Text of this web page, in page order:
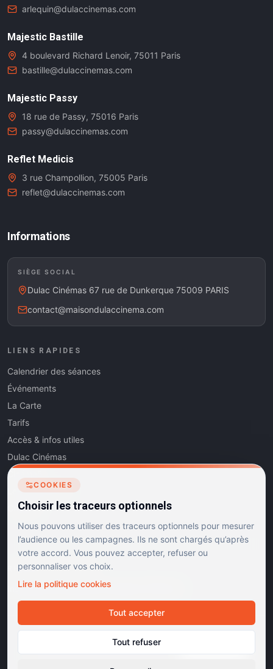
arlequin@dulaccinemas.com
Majestic Bastille
4 boulevard Richard Lenoir, 75011 Paris
bastille@dulaccinemas.com
Majestic Passy
18 rue de Passy, 75016 Paris
passy@dulaccinemas.com
Reflet Medicis
3 rue Champollion, 75005 Paris
reflet@dulaccinemas.com
Informations
SIÈGE SOCIAL
Dulac Cinémas 67 rue de Dunkerque 75009 PARIS
contact@maisondulaccinema.com
LIENS RAPIDES
Calendrier des séances
Événements
La Carte
Tarifs
Accès & infos utiles
Dulac Cinémas
Cinéma5
Les Dits de l'Art
Contact
RÉSEAUX SOCIAUX
Instagram Facebook Linkedin
Dulac Cinémas. Tous droits réservés.
Mentions légalesConfidentialitéCookiesGérer les cookies
Cinémas d'art et d'essai · Labels Europa Cinemas
COOKIES
Choisir les traceurs optionnels
Nous pouvons utiliser des traceurs optionnels pour mesurer
l’audience ou les campagnes. Ils ne sont chargés qu’après
votre accord. Vous pouvez accepter, refuser ou
personnaliser vos choix.
Lire la politique cookies
Tout accepter
Tout refuser